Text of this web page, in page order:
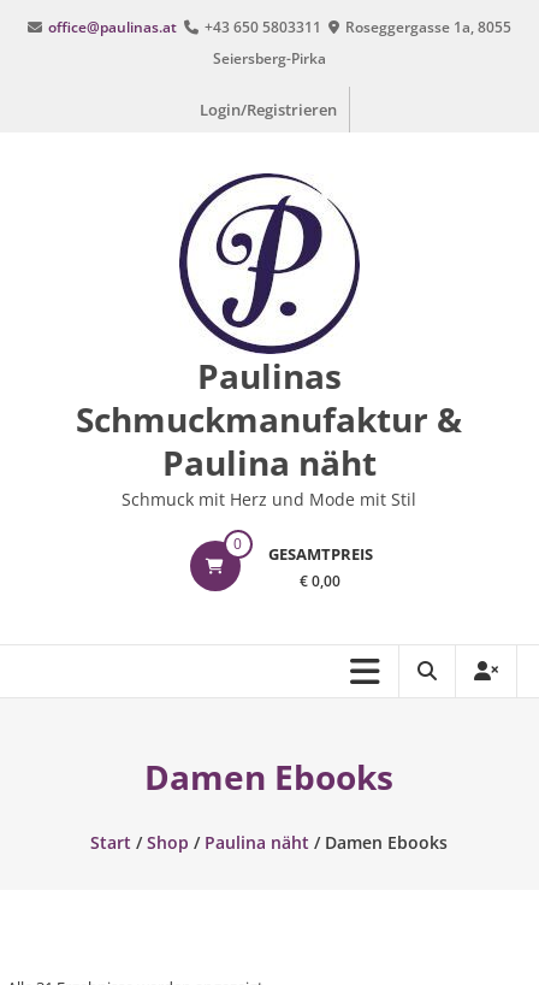
Inhalt
office@paulinas.at +43 650 5803311
Roseggergasse 1a, 8055
Seiersberg-Pirka
Login/Registrieren
Paulinas
Schmuckmanufaktur &
Paulina näht
Schmuck mit Herz und Mode mit Stil
0 GESAMTPREIS
€ 0,00
Damen Ebooks
Start /Shop / Paulina näht / Damen Ebooks